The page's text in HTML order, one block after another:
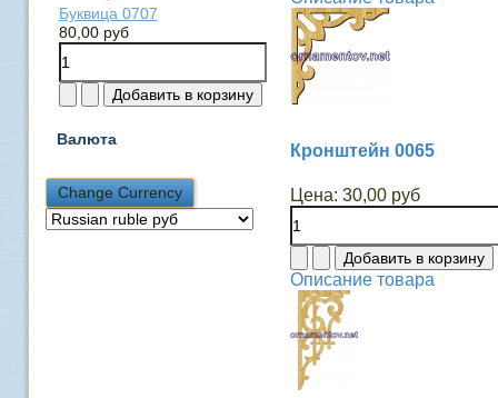
Буквица 0707
80,00 руб
Валюта
Кронштейн 0065
Цена: 30,00 руб
Описание товара